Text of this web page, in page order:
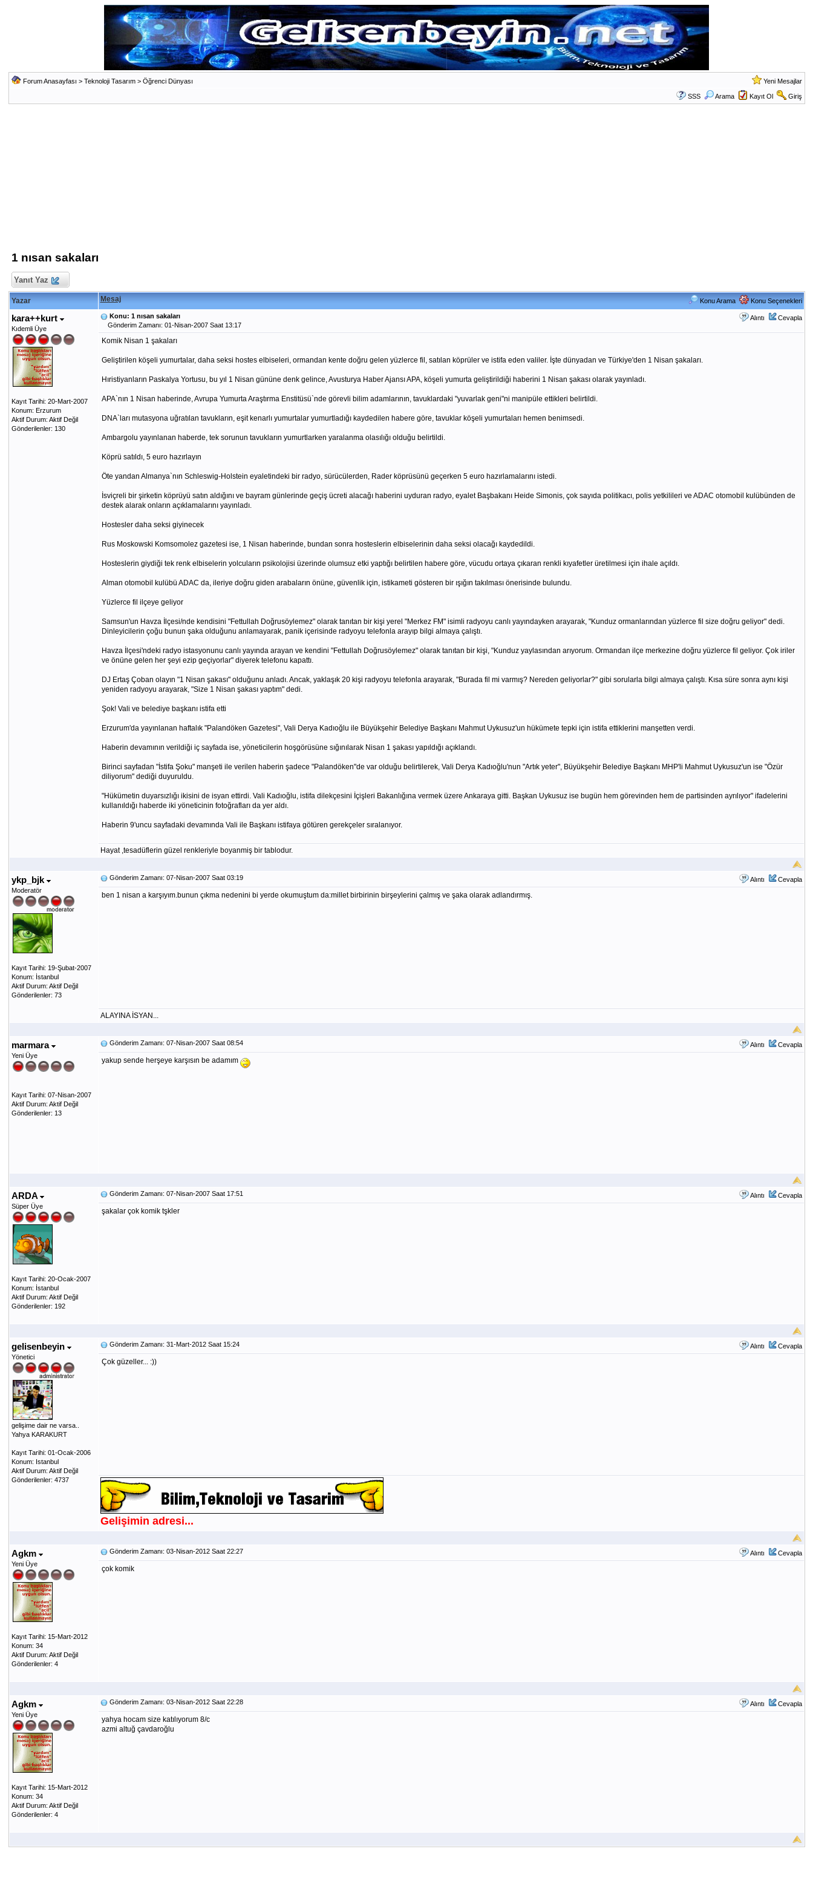
Forum Anasayfası > Teknoloji Tasarım> Öğrenci Dünyası Yeni Mesajlar
SSS Arama Kayıt Ol Giriş
1 nısan sakaları
Yanıt Yaz
Yazar Mesaj Konu Arama Konu Seçenekleri
kara++kurt
Kıdemli Üye
Kayıt Tarihi: 20-Mart-2007
Konum: Erzurum
Aktif Durum: Aktif Değil
Gönderilenler: 130
Alıntı Cevapla
Konu: 1 nısan sakaları
Gönderim Zamanı: 01-Nisan-2007 Saat 13:17
Komik Nisan 1 şakaları
Geliştirilen köşeli yumurtalar, daha seksi hostes elbiseleri, ormandan kente doğru gelen yüzlerce fil, satılan köprüler ve istifa eden valiler. İşte dünyadan ve Türkiye'den 1 Nisan şakaları.
Hıristiyanların Paskalya Yortusu, bu yıl 1 Nisan gününe denk gelince, Avusturya Haber Ajansı APA, köşeli yumurta geliştirildiği haberini 1 Nisan şakası olarak yayınladı.
APA`nın 1 Nisan haberinde, Avrupa Yumurta Araştırma Enstitüsü`nde görevli bilim adamlarının, tavuklardaki "yuvarlak geni"ni manipüle ettikleri belirtildi.
DNA`ları mutasyona uğratılan tavukların, eşit kenarlı yumurtalar yumurtladığı kaydedilen habere göre, tavuklar köşeli yumurtaları hemen benimsedi.
Ambargolu yayınlanan haberde, tek sorunun tavukların yumurtlarken yaralanma olasılığı olduğu belirtildi.
Köprü satıldı, 5 euro hazırlayın
Öte yandan Almanya`nın Schleswig-Holstein eyaletindeki bir radyo, sürücülerden, Rader köprüsünü geçerken 5 euro hazırlamalarını istedi.
İsviçreli bir şirketin köprüyü satın aldığını ve bayram günlerinde geçiş ücreti alacağı haberini uyduran radyo, eyalet Başbakanı Heide Simonis, çok sayıda politikacı, polis yetkilileri ve ADAC otomobil kulübünden de
destek alarak onların açıklamalarını yayınladı.
Hostesler daha seksi giyinecek
Rus Moskowski Komsomolez gazetesi ise, 1 Nisan haberinde, bundan sonra hosteslerin elbiselerinin daha seksi olacağı kaydedildi.
Hosteslerin giydiği tek renk elbiselerin yolcuların psikolojisi üzerinde olumsuz etki yaptığı belirtilen habere göre, vücudu ortaya çıkaran renkli kıyafetler üretilmesi için ihale açıldı.
Alman otomobil kulübü ADAC da, ileriye doğru giden arabaların önüne, güvenlik için, istikameti gösteren bir ışığın takılması önerisinde bulundu.
Yüzlerce fil ilçeye geliyor
Samsun'un Havza İlçesi/nde kendisini "Fettullah Doğrusöylemez" olarak tanıtan bir kişi yerel "Merkez FM" isimli radyoyu canlı yayındayken arayarak, "Kunduz ormanlarından yüzlerce fil size doğru geliyor" dedi.
Dinleyicilerin çoğu bunun şaka olduğunu anlamayarak, panik içerisinde radyoyu telefonla arayıp bilgi almaya çalıştı.
Havza İlçesi'ndeki radyo istasyonunu canlı yayında arayan ve kendini "Fettullah Doğrusöylemez" olarak tanıtan bir kişi, "Kunduz yaylasından arıyorum. Ormandan ilçe merkezine doğru yüzlerce fil geliyor. Çok iriler
ve önüne gelen her şeyi ezip geçiyorlar" diyerek telefonu kapattı.
DJ Ertaş Çoban olayın "1 Nisan şakası" olduğunu anladı. Ancak, yaklaşık 20 kişi radyoyu telefonla arayarak, "Burada fil mi varmış? Nereden geliyorlar?" gibi sorularla bilgi almaya çalıştı. Kısa süre sonra aynı kişi
yeniden radyoyu arayarak, "Size 1 Nisan şakası yaptım" dedi.
Şok! Vali ve belediye başkanı istifa etti
Erzurum'da yayınlanan haftalık "Palandöken Gazetesi", Vali Derya Kadıoğlu ile Büyükşehir Belediye Başkanı Mahmut Uykusuz'un hükümete tepki için istifa ettiklerini manşetten verdi.
Haberin devamının verildiği iç sayfada ise, yöneticilerin hoşgörüsüne sığınılarak Nisan 1 şakası yapıldığı açıklandı.
Birinci sayfadan "İstifa Şoku" manşeti ile verilen haberin şadece "Palandöken"de var olduğu belirtilerek, Vali Derya Kadıoğlu'nun "Artık yeter", Büyükşehir Belediye Başkanı MHP'li Mahmut Uykusuz'un ise "Özür
diliyorum" dediği duyuruldu.
"Hükümetin duyarsızlığı ikisini de isyan ettirdi. Vali Kadıoğlu, istifa dilekçesini İçişleri Bakanlığına vermek üzere Ankaraya gitti. Başkan Uykusuz ise bugün hem görevinden hem de partisinden ayrılıyor" ifadelerini
kullanıldığı haberde iki yöneticinin fotoğrafları da yer aldı.
Haberin 9'uncu sayfadaki devamında Vali ile Başkanı istifaya götüren gerekçeler sıralanıyor.
Hayat ,tesadüflerin güzel renkleriyle boyanmiş bir tablodur.
ykp_bjk
Moderatör
Kayıt Tarihi: 19-Şubat-2007
Konum: İstanbul
Aktif Durum: Aktif Değil
Gönderilenler: 73
Alıntı Cevapla
Gönderim Zamanı: 07-Nisan-2007 Saat 03:19
ben 1 nisan a karşıyım.bunun çıkma nedenini bi yerde okumuştum da:millet birbirinin birşeylerini çalmış ve şaka olarak adlandırmış.
ALAYINA İSYAN...
marmara
Yeni Üye
Kayıt Tarihi: 07-Nisan-2007
Aktif Durum: Aktif Değil
Gönderilenler: 13
Alıntı Cevapla
Gönderim Zamanı: 07-Nisan-2007 Saat 08:54
yakup sende herşeye karşısın be adamım
ARDA
Süper Üye
Kayıt Tarihi: 20-Ocak-2007
Konum: İstanbul
Aktif Durum: Aktif Değil
Gönderilenler: 192
Alıntı Cevapla
Gönderim Zamanı: 07-Nisan-2007 Saat 17:51
şakalar çok komik tşkler
gelisenbeyin
Yönetici
gelişime dair ne varsa..
Yahya KARAKURT
Kayıt Tarihi: 01-Ocak-2006
Konum: Istanbul
Aktif Durum: Aktif Değil
Gönderilenler: 4737
Alıntı Cevapla
Gönderim Zamanı: 31-Mart-2012 Saat 15:24
Çok güzeller... :))
Gelişimin adresi...
Agkm
Yeni Üye
Kayıt Tarihi: 15-Mart-2012
Konum: 34
Aktif Durum: Aktif Değil
Gönderilenler: 4
Alıntı Cevapla
Gönderim Zamanı: 03-Nisan-2012 Saat 22:27
çok komik
Agkm
Yeni Üye
Kayıt Tarihi: 15-Mart-2012
Konum: 34
Aktif Durum: Aktif Değil
Gönderilenler: 4
Alıntı Cevapla
Gönderim Zamanı: 03-Nisan-2012 Saat 22:28
yahya hocam size katılıyorum 8/c
azmi altuğ çavdaroğlu